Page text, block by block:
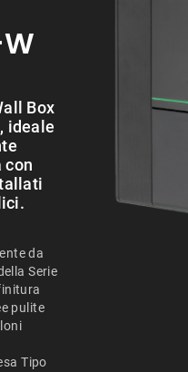
Box
ideale
con
da
Serie
pulite
Tipo